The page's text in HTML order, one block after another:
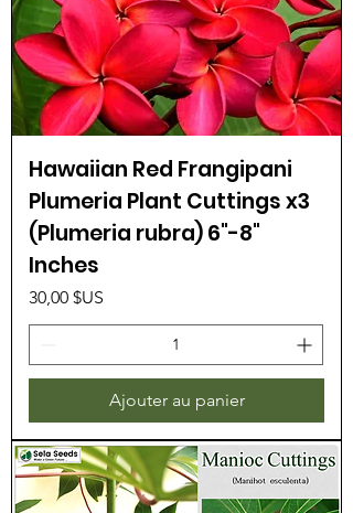
Hawaiian Red Frangipani
Plumeria Plant Cuttings x3
(Plumeria rubra) 6"-8"
Inches
Prix
30,00 $US
Ajouter au panier